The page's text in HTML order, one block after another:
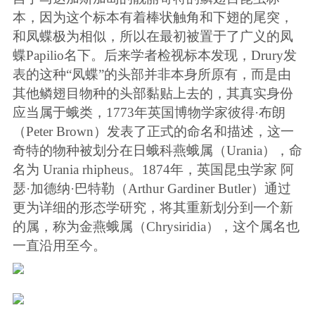
本，因为这个标本有着棒状触角和下翅的尾突，
和凤蝶极为相似，所以在最初被置于了广义的凤
蝶Papilio名下。后来学者检视标本发现， Drury发
表的这种“凤蝶”的头部并非本身所原有，而是由
其他鳞翅目物种的头部黏贴上去的，其真实身份
应当属于蛾类， 1773年英国博物学家彼得·布朗
（Peter Brown）发表了正式的命名和描述，这一
奇特的物种被划分在日蛾科燕蛾属（Urania），命
名为 Urania rhipheus。 1874年，英国昆虫学家 阿
瑟·加德纳·巴特勒（Arthur Gardiner Butler）通过
更为详细的形态学研究，将其重新划分到一个新
的属，称为金燕蛾属（Chrysiridia），这个属名也
一直沿用至今。